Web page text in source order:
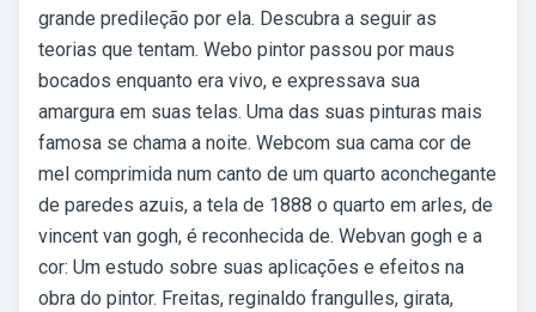
grande predileção por ela. Descubra a seguir as
teorias que tentam. Webo pintor passou por maus
bocados enquanto era vivo, e expressava sua
amargura em suas telas. Uma das suas pinturas mais
famosa se chama a noite. Webcom sua cama cor de
mel comprimida num canto de um quarto aconchegante
de paredes azuis, a tela de 1888 o quarto em arles, de
vincent van gogh, é reconhecida de. Webvan gogh e a
cor: Um estudo sobre suas aplicações e efeitos na
obra do pintor. Freitas, reginaldo frangulles, girata,